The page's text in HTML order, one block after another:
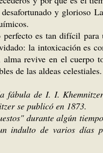
y glorioso
es tan difícil para
la intoxicación es
alma revive en el cuerpo
de las aldeas celestiales.
fábula de I. I.
se publicó en 1873.
durante algún
indulto de varios días